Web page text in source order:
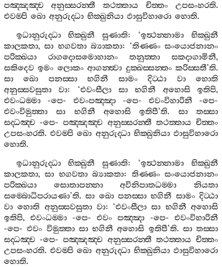
පඤ‍්ඤඤ‍්ච
අනුස‍්සරන‍්තී තථත‍්තාය චිත‍්තං උපසංහරති.
එවම‍්පි ඛො අනුරුද‍්ධා භික‍්ඛුනියා ඵාසුවිහාරො හොති.
ඉධානුරුද‍්ධා
භික‍්ඛුනී සුණාති: ‘ඉත්‍ථන‍්නාමා
භික‍්ඛුනී
කාලකතා,සා භගවතා බ්‍යාකතා: ‘තිණ‍්ණං සංයොජනානං
පරික‍්ඛයා
රාගදොසමොහානං තනුත‍්තා සකදාගාමිනී,
සකිදෙව ඉමං ලොකං ආගන‍්ත්‍වා දුක‍්ඛස‍්සන‍්තං කරිස‍්සතී’ති.
සා
ඛො පනස‍්සා භගිනී සාමං දිට‍්ඨා වා
හොති
අනුස‍්සවසුතා
වා: ‘එවංසීලා සා භගිනී අහොසි ඉතිපි,
එවංධම‍්මා -පෙ- එවංපඤ‍්ඤා -පෙ- එවංවිහාරිනී -පෙ-
එවංවිමුත‍්තා
සා භගිනී අහොසි ඉතිපී’ති. සා
තස‍්සා
සද‍්ධඤ‍්ච -පෙ-පඤ‍්ඤඤ‍්ච අනුස‍්සරන‍්තී තථත‍්තාය චිත‍්තං
උපසංහරති.එවම‍්පි ඛො අනුරුද‍්ධා භික‍්ඛුනියා ඵාසුවිහාරො
හොති.
ඉධානුරුද‍්ධා
භික‍්ඛුනී සුණාති: ‘ඉත්‍ථන‍්නාමා
භික‍්ඛුනී
කාලකතා,සා භගවතා බ්‍යාකතා: තිණ‍්ණං සංයොජනානං
පරික‍්ඛයා
සොතාපන‍්නා අවිනිපාතධම‍්මා
නියතා
සම‍්බොධිපරායණා’ති.සා ඛො පනස‍්සා භගිනී සාමං දිට‍්ඨා
වා හොති අනුස‍්සවසුතා වා: ‘එවංසීලා සා භගිනී අහොසි
ඉතිපි, එවංධම‍්මා -පෙ- එවං පඤ‍්ඤා -පෙ- එවංවිහාරිනී
-පෙ-එවං විමුත‍්තා සා භගිනී අහොසි ඉතිපී’ති. සා තස‍්සා
සද‍්ධඤ‍්ච -පෙ-පඤ‍්ඤඤ‍්ච අනුස‍්සරන‍්තී තථත‍්තාය චිත‍්තං
උපසංහරති.එවම‍්පි ඛො අනුරුද‍්ධා භික‍්ඛුනියා ඵාසුවිහාරො
හොති.